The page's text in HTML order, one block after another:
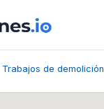
Trabajos de